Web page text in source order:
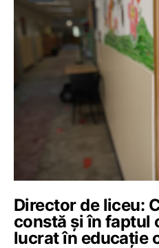
Director de liceu:
constă și în faptul
lucrat în educație